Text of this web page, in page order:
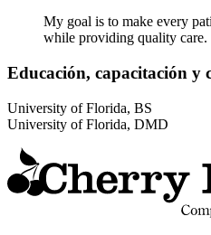
My goal is to make every
while providing quality care.
Educación, capacitación y
University of Florida, BS
University of Florida, DMD